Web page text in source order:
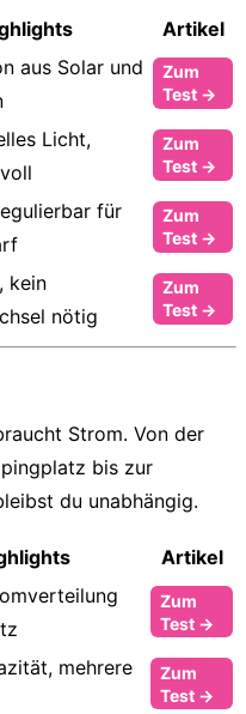
Artikel
aus Solar und
Zum
Test →
Licht,
Zum
Test →
für
Zum
Test →
kein
nötig
Zum
Test →
Strom. Von der
bis zur
du unabhängig.
Artikel
Zum
Test →
mehrere
Zum
Test →